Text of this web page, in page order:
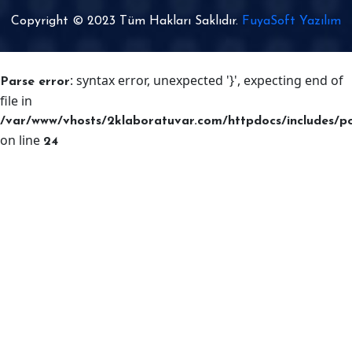
Copyright © 2023 Tüm Hakları Saklıdır. FuyaSoft Yazılım
Parse error: syntax error, unexpected '}', expecting end of
file in
/var/www/vhosts/2klaboratuvar.com/httpdocs/includes/
on line 24